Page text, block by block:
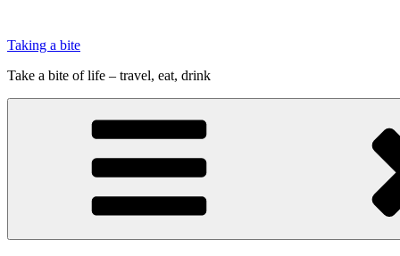
indhold
Taking a bite
Take a bite of life – travel, eat, drink